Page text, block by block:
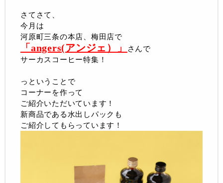
さてさて、
今月は
河原町三条の本店、梅田店で
「angers(アンジェ）」
さんで
サーカスコーヒー特集！
っということで
コーナーを作って
ご紹介いただいています！
新商品である水出しパックも
ご紹介してもらっています！